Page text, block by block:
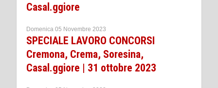
Casal.ggiore
Domenica 05 Novembre 2023
SPECIALE LAVORO CONCORSI
Cremona, Crema, Soresina,
Casal.ggiore | 31 ottobre 2023